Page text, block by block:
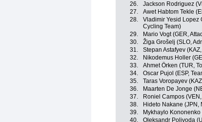
26.
Jackson Rodriguez
27.
Awet Habtom Tekle
28.
Vladimir Yesid Lopez
Cycling Team)
29. Mario Vogt (GER,
30.
Žiga Grošelj (SLO,
31.
Stepan Astafyev
32.
Nikodemus Holler
33.
Ahmet Örken (TUR,
34.
Oscar Pujol (ESP,
35.
Taras Voropayev
36.
Maarten De Jonge
37.
Roniel Campos
38.
Hideto Nakane (JPN,
39.
Mykhaylo
40.
Oleksandr Polivoda